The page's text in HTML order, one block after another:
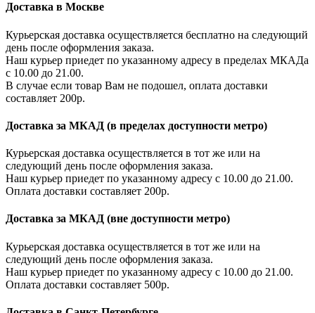
Доставка в Москве
Курьерская доставка осуществляется бесплатно на следующий
день после оформления заказа.
Наш курьер приедет по указанному адресу в пределах МКАДа
с 10.00 до 21.00.
В случае если товар Вам не подошел, оплата доставки
составляет 200р.
Доставка за МКАД (в пределах доступности метро)
Курьерская доставка осуществляется в тот же или на
следующий день после оформления заказа.
Наш курьер приедет по указанному адресу с 10.00 до 21.00.
Оплата доставки составляет 200р.
Доставка за МКАД (вне доступности метро)
Курьерская доставка осуществляется в тот же или на
следующий день после оформления заказа.
Наш курьер приедет по указанному адресу с 10.00 до 21.00.
Оплата доставки составляет 500р.